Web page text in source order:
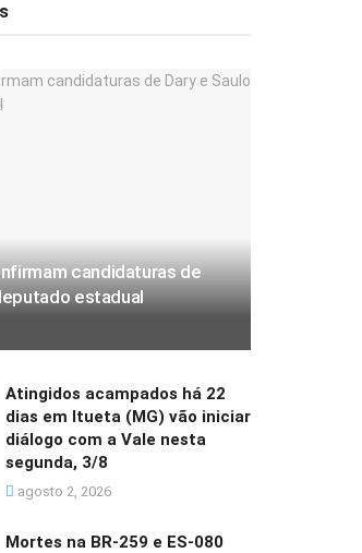
candidaturas de
estadual
Atingidos acampados há 22
dias em Itueta (MG) vão iniciar
diálogo com a Vale nesta
segunda, 3/8
agosto 2, 2026
Mortes na BR-259 e ES-080